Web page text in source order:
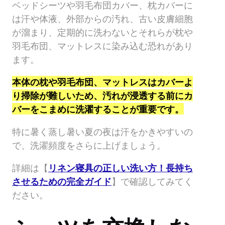
ベッドシーツや羽毛布団カバー、枕カバーに
は汗や体液、外部からの汚れ、古い皮膚細胞
が溜まり、定期的に洗わないとそれらが枕や
羽毛布団、マットレスに染み込む恐れがあり
ます。
本体の枕や羽毛布団、マットレスはカバーよ
り掃除が難しいため、汚れが浸透する前にカ
バーをこまめに洗濯することが重要です。
特に暑く蒸し暑い夏の夜は汗をかきやすいの
で、洗濯頻度をさらに上げましょう。
詳細は【 リネン寝具の正しい洗い方！長持ち
させるための完全ガイド】で確認してみてく
ださい。